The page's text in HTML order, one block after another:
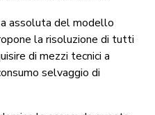
assoluta del modello
la risoluzione di tutti
di mezzi tecnici a
selvaggio di